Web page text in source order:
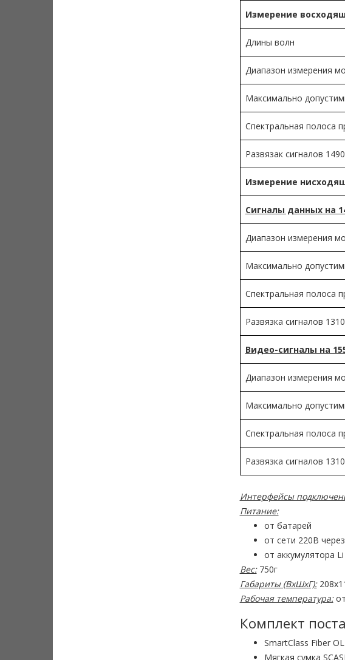
Измерение
Длины волн
Диапазон измерения
Максимально
Спектральная полоса
Развязак сигналов
Измерение
Сигналы данных на
Диапазон измерения
Максимально
Спектральная полоса
Развязка сигналов
Видео-сигналы на
Диапазон измерения
Максимально
Спектральная полоса
Развязка сигналов
Интерфейсы
Питание:
от батарей
от сети 220В
от аккумулятора
Вес:750г
Габариты (ВхШхГ):
Рабочая температура:
Комплект
SmartClass Fiber
Мягкая сумка